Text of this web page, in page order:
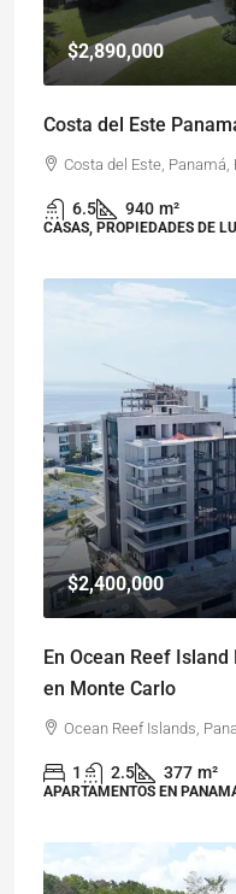
$2,890,000
Costa del Este
Costa del Este, Panamá,
6.5 940 m²
CASAS, PROPIEDADES DE
$2,400,000
En Ocean Reef
en Monte Carlo
Ocean Reef Islands,
1 2.5 377 m²
APARTAMENTOS EN